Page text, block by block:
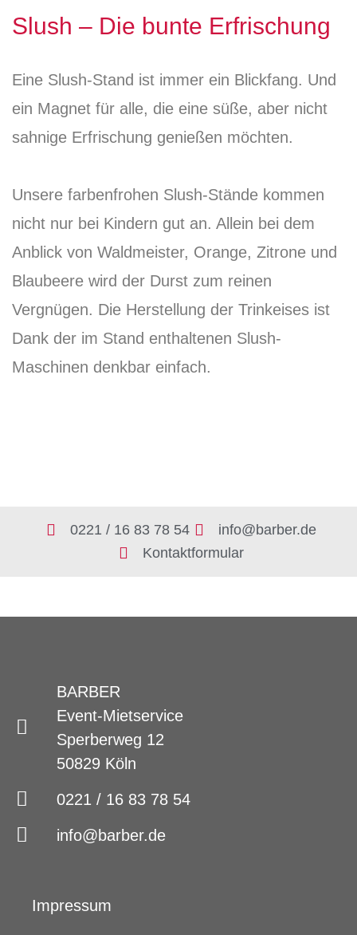
Slush – Die bunte Erfrischung
Eine Slush-Stand ist immer ein Blickfang. Und
ein Magnet für alle, die eine süße, aber nicht
sahnige Erfrischung genießen möchten.
Unsere farbenfrohen Slush-Stände kommen
nicht nur bei Kindern gut an. Allein bei dem
Anblick von Waldmeister, Orange, Zitrone und
Blaubeere wird der Durst zum reinen
Vergnügen. Die Herstellung der Trinkeises ist
Dank der im Stand enthaltenen Slush-
Maschinen denkbar einfach.
0221 / 16 83 78 54
info@barber.de
Kontaktformular
BARBER
Event-Mietservice
Sperberweg 12
50829 Köln
0221 / 16 83 78 54
info@barber.de
Impressum